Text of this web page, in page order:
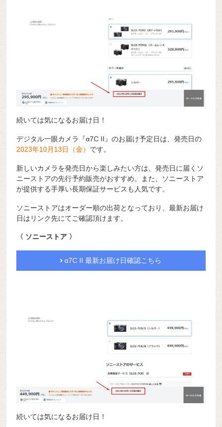
続いては気になるお届け日！
デジタル一眼カメラ『α7C II』のお届け予定日は、発売日の
2023年10月13日（金） です。
新しいカメラを発売日から楽しみたい方は、発売日に届くソ
ニーストアの先行予約販売がおすすめ。また、ソニーストア
が提供する手厚い長期保証サービスも人気です。
ソニーストアはオーダー順の出荷となっており、最新お届け
日はリンク先にてご確認頂けます。
〈 ソニーストア 〉
α7C II 最新お届け日確認こちら
続いては気になるお届け日！